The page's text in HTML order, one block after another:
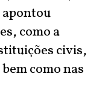
apontou
como a
civis,
como nas